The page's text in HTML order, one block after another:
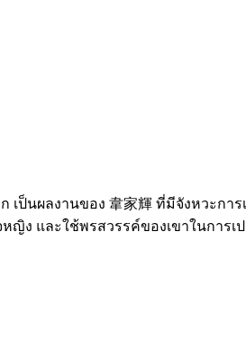
ผลงานของ 韋家輝 ที่มีจังหวะการ
ง และใช้พรสวรรค์ของเขาในการ